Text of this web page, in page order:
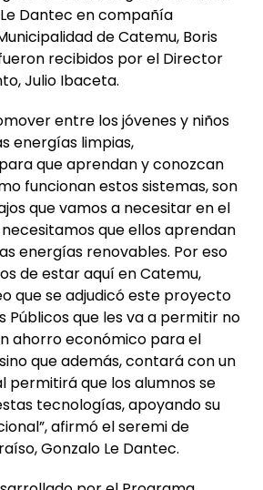
Dantec en compañía
de Catemu, Boris
recibidos por el Director
Julio Ibaceta.
entre los jóvenes y niños
energías limpias,
que aprendan y conozcan
funcionan estos sistemas, son
que vamos a necesitar en el
que ellos aprendan
energías renovables. Por eso
de estar aquí en Catemu,
que se adjudicó este proyecto
Públicos que les va a permitir no
ahorro económico para el
que además, contará con un
permitirá que los alumnos se
tecnologías, apoyando su
afirmó el seremi de
Gonzalo Le Dantec.